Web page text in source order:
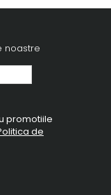
noastre
promotiile
de